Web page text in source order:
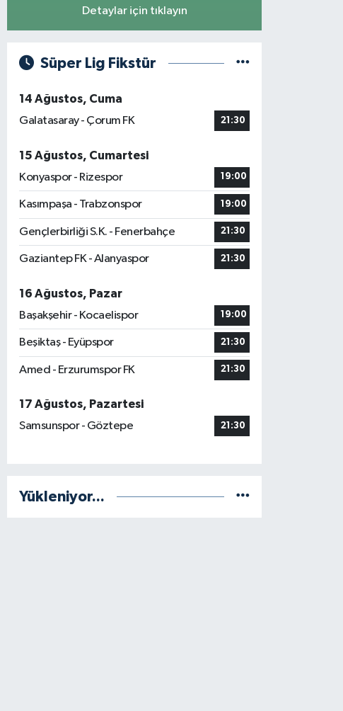
Detaylar için tıklayın
Süper Lig Fikstür
14 Ağustos, Cuma
Galatasaray - Çorum FK
21:30
15 Ağustos, Cumartesi
Konyaspor - Rizespor
19:00
Kasımpaşa - Trabzonspor 19:00
Gençlerbirliği S.K. - Fenerbahçe 21:30
Gaziantep FK - Alanyaspor 21:30
16 Ağustos, Pazar
Başakşehir - Kocaelispor
19:00
Beşiktaş - Eyüpspor 21:30
Amed - Erzurumspor FK 21:30
17 Ağustos, Pazartesi
Samsunspor - Göztepe
21:30
Yükleniyor...